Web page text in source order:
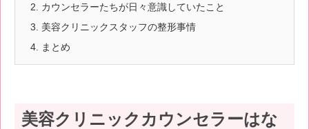
2.
カウンセラーたちが日々意識していたこと
3.
美容クリニックスタッフの整形事情
4.
まとめ
美容クリニックカウンセラーはな